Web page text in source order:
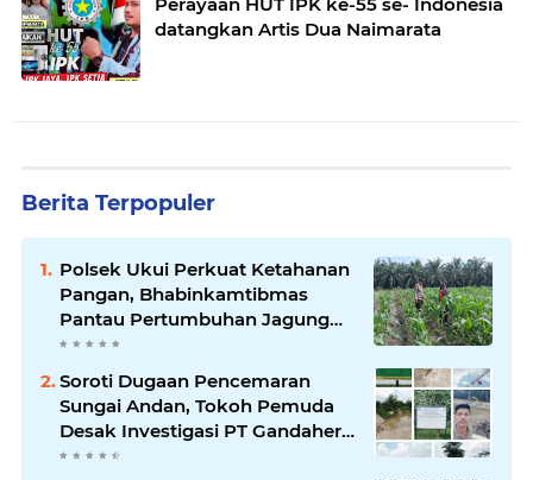
datangkan Artis Dua Naimarata
Berita Terpopuler
Polsek Ukui Perkuat Ketahanan
Pangan, Bhabinkamtibmas
Pantau Pertumbuhan Jagung
Petani di Desa Air Hitam
Soroti Dugaan Pencemaran
Sungai Andan, Tokoh Pemuda
Desak Investigasi PT Gandahera
Hendana